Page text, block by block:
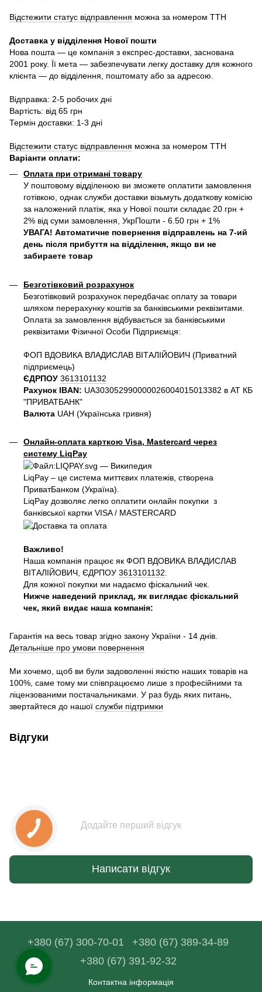
Відстежити статус відправлення можна за номером ТТН
Доставка у відділення Нової пошти
Нова пошта — це компанія з експрес-доставки, заснована
2001 року. Її мета — забезпечувати легку доставку для кожного
клієнта — до відділення, поштомату або за адресою.
Відправка: 2-5 робочих дні
Вартість: від 65 грн
Термін доставки: 1-3 дні
Відстежити статус відправлення можна за номером ТТН
Варіанти оплати:
Оплата при отримані товару
У поштовому відділенюю ви зможете оплатити замовлення
готівкою, однак служби доставки візьмуть додаткову комісію
за наложений платіж, яка у Нової пошти складає 20 грн +
2% від суми замовлення, УкрПошти - 6.50 грн + 1%
УВАГА! Автоматичне повернення відправлень на 7-ий
день після прибуття на відділення, якщо ви не
забираете товар
Безготівковий розрахунок
Безготівковий розрахунок передбачає оплату за товари
шляхом перерахунку коштів за банківськими реквізитами.
Оплата за замовлення відбувається за банківськими
реквізитами Фізичної Особи Підприємця:
ФОП ВДОВИКА ВЛАДИСЛАВ ВІТАЛІЙОВИЧ (Приватний
пiдприємець)
ЄДРПОУ 3613101132
Рахунок IBAN: UA303052990000026004015013382 в АТ КБ
"ПРИВАТБАНК"
Валюта UAH (Українська гривня)
Онлайн-оплата карткою Visa, Mastercard через
систему LiqPay
LiqPay – це система миттєвих платежів, створена
ПриватБанком (Україна).
LiqPay дозволяє легко оплатити онлайн покупки з
банківської картки VISA / MASTERCARD
Важливо!
Наша компанія працює як ФОП ВДОВИКА ВЛАДИСЛАВ
ВІТАЛІЙОВИЧ, ЄДРПОУ 3613101132
Для кожної покупки ми надаємо фіскальний чек.
Нижче наведений приклад, як виглядає фіскальний
чек, який видає наша компанія:
Гарантія на весь товар згідно закону України - 14 днів.
Детальніше про умови повернення
Ми хочемо, щоб ви були задоволенні якістю наших товарів на
100%, саме тому ми співпрацюємо лише з професійними та
ліцензованими постачальниками. У раз будь яких питань,
звертайтеся до нашої служби підтримки
Відгуки
Додайте перший відгук
Написати відгук
+380 (67) 300-70-01
+380 (67) 389-34-89
+380 (67) 391-92-32
Контактна інформація